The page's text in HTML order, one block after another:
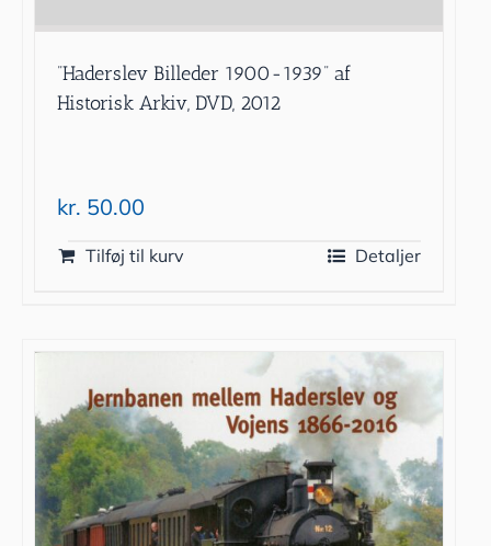
”Haderslev Billeder 1900-1939” af
Historisk Arkiv, DVD, 2012
kr. 50.00
Tilføj til kurv Detaljer